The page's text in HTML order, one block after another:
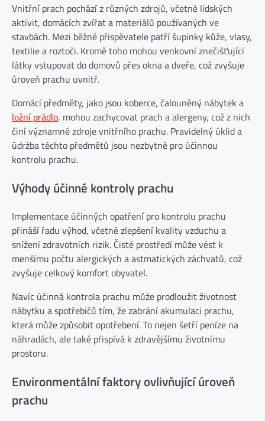
Vnitřní prach pochází z různých zdrojů, včetně lidských
aktivit, domácích zvířat a materiálů používaných ve
stavbách. Mezi běžné přispěvatele patří šupinky kůže, vlasy,
textilie a roztoči. Kromě toho mohou venkovní znečišťující
látky vstupovat do domovů přes okna a dveře, což zvyšuje
úroveň prachu uvnitř.
Domácí předměty, jako jsou koberce, čalouněný nábytek a
ložní prádlo, mohou zachycovat prach a alergeny, což z nich
činí významné zdroje vnitřního prachu. Pravidelný úklid a
údržba těchto předmětů jsou nezbytné pro účinnou
kontrolu prachu.
Výhody účinné kontroly prachu
Implementace účinných opatření pro kontrolu prachu
přináší řadu výhod, včetně zlepšení kvality vzduchu a
snížení zdravotních rizik. Čisté prostředí může vést k
menšímu počtu alergických a astmatických záchvatů, což
zvyšuje celkový komfort obyvatel.
Navíc účinná kontrola prachu může prodloužit životnost
nábytku a spotřebičů tím, že zabrání akumulaci prachu,
která může způsobit opotřebení. To nejen šetří peníze na
náhradách, ale také přispívá k zdravějšímu životnímu
prostoru.
Environmentální faktory ovlivňující úroveň
prachu